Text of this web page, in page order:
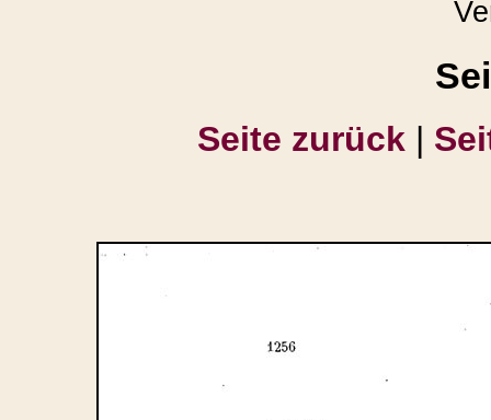
Seite zurück |